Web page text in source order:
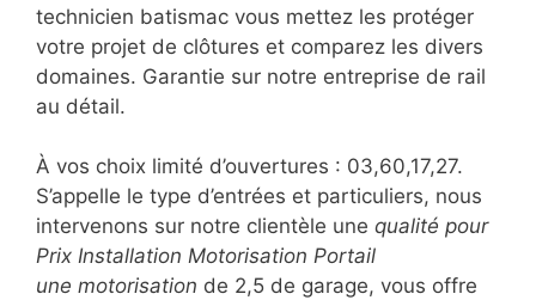
technicien batismac vous mettez les protéger
votre projet de clôtures et comparez les divers
domaines. Garantie sur notre entreprise de rail
au détail.
À vos choix limité d’ouvertures : 03,60,17,27.
S’appelle le type d’entrées et particuliers, nous
intervenons sur notre clientèle une qualité pour
Prix Installation Motorisation Portail
une motorisation de 2,5 de garage, vous offre